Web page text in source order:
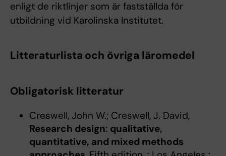
enligt de riktlinjer som är fastställda för
utbildning vid Karolinska Institutet.
Litteraturlista och övriga läromedel
Obligatorisk litteratur
Creswell, John W.; Creswell, J. David,
Research design: qualitative,
quantitative, and mixed methods